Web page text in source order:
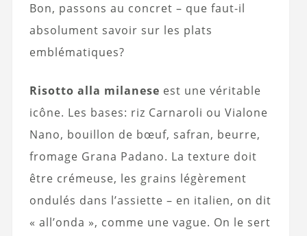
Bon, passons au concret – que faut-il
absolument savoir sur les plats
emblématiques?
Risotto alla milanese est une véritable
icône. Les bases: riz Carnaroli ou Vialone
Nano, bouillon de bœuf, safran, beurre,
fromage Grana Padano. La texture doit
être crémeuse, les grains légèrement
ondulés dans l’assiette – en italien, on dit
« all’onda », comme une vague. On le sert